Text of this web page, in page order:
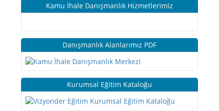
Kamu İhale Danışmanlık Hizmetlerimiz
Danışmanlık Alanlarımız PDF
Kurumsal Eğitim Kataloğu